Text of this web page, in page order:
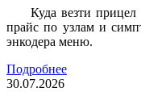
Куда везти
прайс по узлам и
энкодера меню.
Подробнее
30.07.2026